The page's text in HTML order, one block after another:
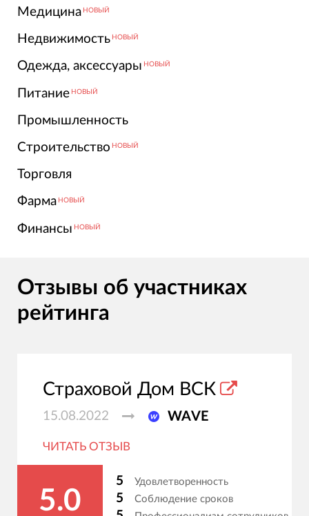
Медицина НОВЫЙ
Недвижимость НОВЫЙ
Одежда, аксессуары НОВЫЙ
Питание НОВЫЙ
Промышленность
Строительство НОВЫЙ
Торговля
Фарма НОВЫЙ
Финансы НОВЫЙ
Отзывы об участниках
рейтинга
Страховой Дом ВСК
15.08.2022 WAVE
ЧИТАТЬ ОТЗЫВ
5.0
5 Удовлетворенность
5 Соблюдение сроков